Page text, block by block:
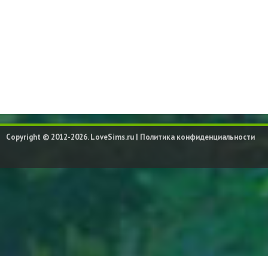
Copyright © 2012-2026. LoveSims.ru | Политика конфиденциальности